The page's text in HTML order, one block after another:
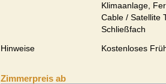
Klimaanlage,
Cable / Satellite
Schließfach
Hinweise
Kostenloses
Zimmerpreis ab